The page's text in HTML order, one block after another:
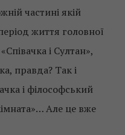
частині якій
життя головної
і Султан»,
правда? Так і
і філософський
Але це вже